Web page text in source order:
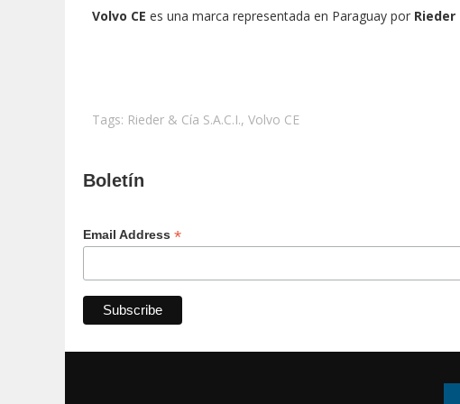
Volvo CE es una marca representada en Paraguay por Rieder
Tags: Rieder & Cía S.A.C.I., Volvo CE
Boletín
Email Address *